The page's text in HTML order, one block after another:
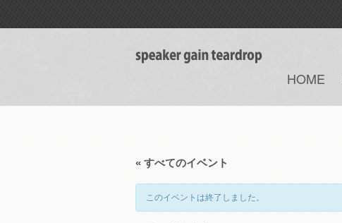
HOME
« すべてのイベント
このイベントは終了しました。